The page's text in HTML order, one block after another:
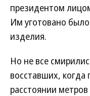
президентом
Им уготовано
изделия.
Но не все
восставших,
расстоянии